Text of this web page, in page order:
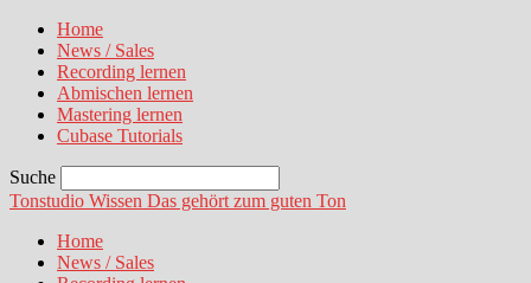
Home
News / Sales
Recording lernen
Abmischen lernen
Mastering lernen
Cubase Tutorials
Suche
Tonstudio Wissen Das gehört zum guten Ton
Home
News / Sales